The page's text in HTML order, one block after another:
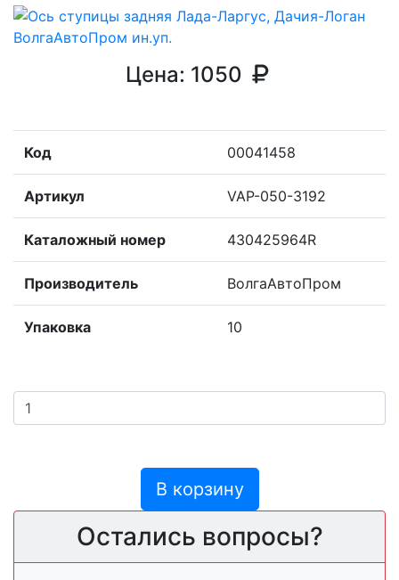
Цена: 1050
Код 00041458
Артикул VAP-050-3192
Каталожный номер 430425964R
Производитель ВолгаАвтоПром
Упаковка 10
В корзину
Остались вопросы?